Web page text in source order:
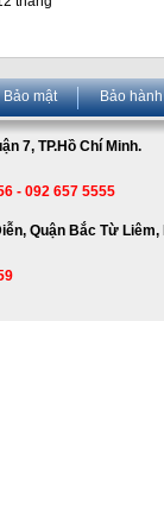
Bảo mật Bảo hành
7, TP.Hồ Chí Minh.
- 092 657 5555
Quận Bắc Từ Liêm,